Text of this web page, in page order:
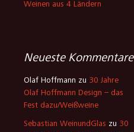
Weinen aus 4 Ländern
Neueste Kommentare
Olaf Hoffmann zu 30 Jahre
Olaf Hoffmann Design – das
Fest dazu/Weißweine
Sebastian WeinundGlas zu 30